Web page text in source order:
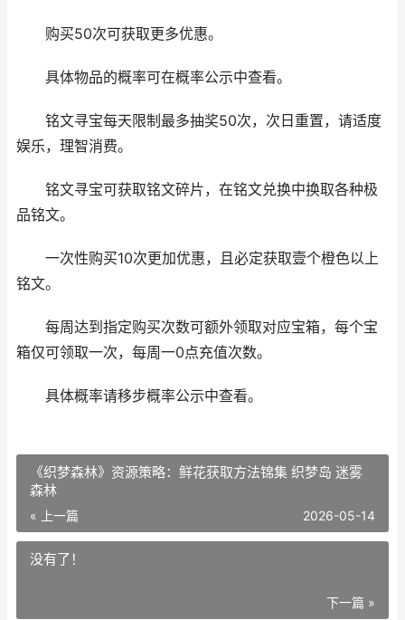
购买50次可获取更多优惠。
具体物品的概率可在概率公示中查看。
铭文寻宝每天限制最多抽奖50次，次日重置，请适度
娱乐，理智消费。
铭文寻宝可获取铭文碎片，在铭文兑换中换取各种极
品铭文。
一次性购买10次更加优惠，且必定获取壹个橙色以上
铭文。
每周达到指定购买次数可额外领取对应宝箱，每个宝
箱仅可领取一次，每周一0点充值次数。
具体概率请移步概率公示中查看。
《织梦森林》资源策略：鲜花获取方法锦集 织梦岛 迷雾
森林
« 上一篇 2026-05-14
没有了！
下一篇 »